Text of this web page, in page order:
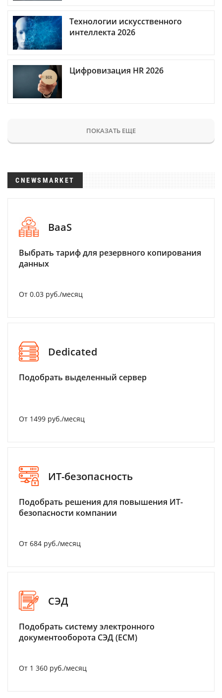
Технологии искусственного
интеллекта 2026
Цифровизация HR 2026
ПОКАЗАТЬ ЕЩЕ
CNEWSMARKET
BaaS
Выбрать тариф для резервного копирования
данных
От 0.03 руб./месяц
Dedicated
Подобрать выделенный сервер
От 1499 руб./месяц
ИТ-безопасность
Подобрать решения для повышения ИТ-
безопасности компании
От 684 руб./месяц
СЭД
Подобрать систему электронного
документооборота СЭД (ECM)
От 1 360 руб./месяц